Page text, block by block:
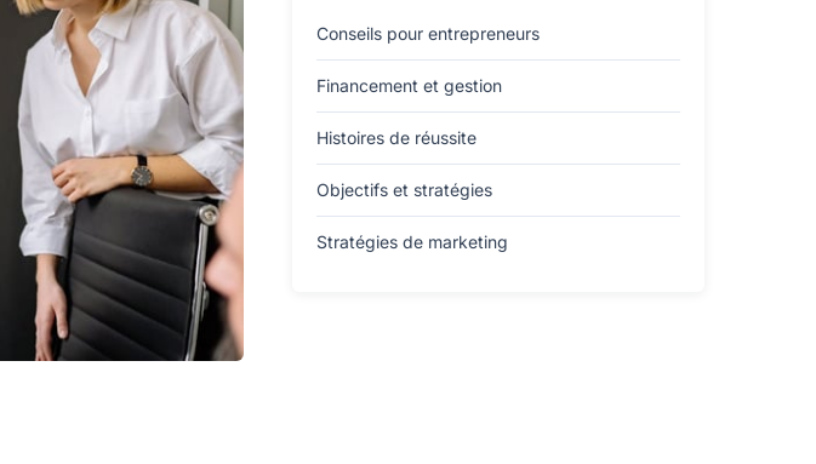
Conseils pour entrepreneurs
Financement et gestion
Histoires de réussite
Objectifs et stratégies
Stratégies de marketing